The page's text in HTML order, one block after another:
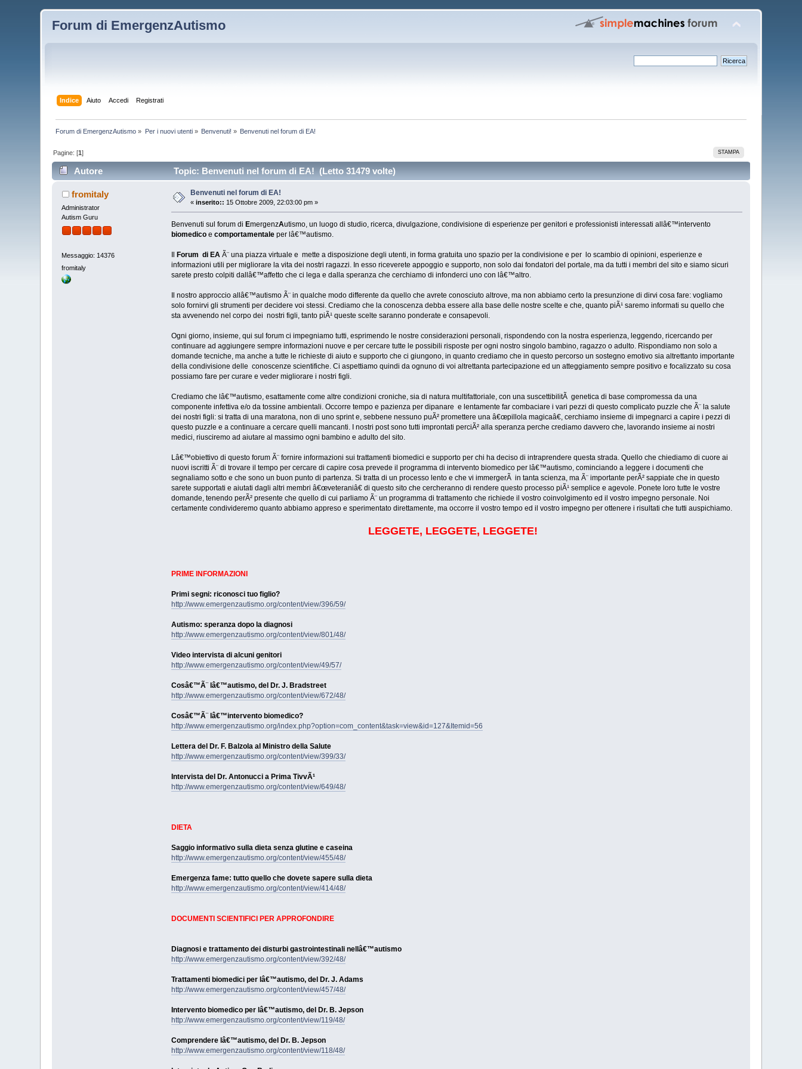
Forum di EmergenzAutismo
Indice Aiuto Accedi Registrati
Forum di EmergenzAutismo » Per i nuovi utenti» Benvenuti! » Benvenuti nel forum di EA!
STAMPA
Pagine: [1]
Autore Topic: Benvenuti nel forum di EA! (Letto 31479 volte)
fromitaly
Administrator
Autism Guru
Messaggio: 14376
fromitaly
Benvenuti nel forum di EA!
«inserito:: 15 Ottobre 2009, 22:03:00 pm »
Benvenuti sul forum di EmergenzAutismo, un luogo di studio, ricerca, divulgazione, condivisione di esperienze per genitori e professionisti interessati allâ€™intervento
biomedicoe comportamentaleper lâ€™autismo.
Forum di EAÃ¨ una piazza virtuale e mette a disposizione degli utenti, in forma gratuita uno spazio per la condivisione e per lo scambio di opinioni, esperienze e
informazioni utili per migliorare la vita dei nostri ragazzi. In esso riceverete appoggio e supporto, non solo dai fondatori del portale, ma da tutti i membri del sito e siamo sicuri
sarete presto colpiti dallâ€™affetto che ci lega e dalla speranza che cerchiamo di infonderci uno con lâ€™altro.
Il nostro approccio allâ€™autismo Ã¨ in qualche modo differente da quello che avrete conosciuto altrove, ma non abbiamo certo la presunzione di dirvi cosa fare: vogliamo
solo fornirvi gli strumenti per decidere voi stessi. Crediamo che la conoscenza debba essere alla base delle nostre scelte e che, quanto piÃ¹ saremo informati su quello che
sta avvenendo nel corpo dei nostri figli, tanto piÃ¹ queste scelte saranno ponderate e consapevoli.
Ogni giorno, insieme, qui sul forum ci impegniamo tutti, esprimendo le nostre considerazioni personali, rispondendo con la nostra esperienza, leggendo, ricercando per
continuare ad aggiungere sempre informazioni nuove e per cercare tutte le possibili risposte per ogni nostro singolo bambino, ragazzo o adulto. Rispondiamo non solo a
domande tecniche, ma anche a tutte le richieste di aiuto e supporto che ci giungono, in quanto crediamo che in questo percorso un sostegno emotivo sia altrettanto importante
della condivisione delle conoscenze scientifiche. Ci aspettiamo quindi da ognuno di voi altrettanta partecipazione ed un atteggiamento sempre positivo e focalizzato su cosa
possiamo fare per curare e veder migliorare i nostri figli.
Crediamo che lâ€™autismo, esattamente come altre condizioni croniche, sia di natura multifattoriale, con una suscettibilitÃ genetica di base compromessa da una
componente infettiva e/o da tossine ambientali. Occorre tempo e pazienza per dipanare e lentamente far combaciare i vari pezzi di questo complicato puzzle che Ã¨ la salute
dei nostri figli: si tratta di una maratona, non di uno sprint e, sebbene nessuno puÃ² promettere una â€œpillola magicaâ€, cerchiamo insieme di impegnarci a capire i pezzi di
questo puzzle e a continuare a cercare quelli mancanti. I nostri post sono tutti improntati perciÃ² alla speranza perche crediamo davvero che, lavorando insieme ai nostri
medici, riusciremo ad aiutare al massimo ogni bambino e adulto del sito.
Lâ€™obiettivo di questo forum Ã¨ fornire informazioni sui trattamenti biomedici e supporto per chi ha deciso di intraprendere questa strada. Quello che chiediamo di cuore ai
nuovi iscritti Ã¨ di trovare il tempo per cercare di capire cosa prevede il programma di intervento biomedico per lâ€™autismo, cominciando a leggere i documenti che
segnaliamo sotto e che sono un buon punto di partenza. Si tratta di un processo lento e che vi immergerÃ in tanta scienza, ma Ã¨ importante perÃ² sappiate che in questo
sarete supportati e aiutati dagli altri membri â€œveteraniâ€ di questo sito che cercheranno di rendere questo processo piÃ¹ semplice e agevole. Ponete loro tutte le vostre
domande, tenendo perÃ² presente che quello di cui parliamo Ã¨ un programma di trattamento che richiede il vostro coinvolgimento ed il vostro impegno personale. Noi
certamente condivideremo quanto abbiamo appreso e sperimentato direttamente, ma occorre il vostro tempo ed il vostro impegno per ottenere i risultati che tutti auspichiamo.
LEGGETE, LEGGETE, LEGGETE!
PRIME INFORMAZIONI
Primi segni: riconosci tuo figlio?
http://www.emergenzautismo.org/content/view/396/59/
Autismo: speranza dopo la diagnosi
http://www.emergenzautismo.org/content/view/801/48/
Video intervista di alcuni genitori
http://www.emergenzautismo.org/content/view/49/57/
Cosâ€™Ã¨ lâ€™autismo, del Dr. J. Bradstreet
http://www.emergenzautismo.org/content/view/672/48/
Cosâ€™Ã¨ lâ€™intervento biomedico?
http://www.emergenzautismo.org/index.php?option=com_content&task=view&id=127&Itemid=56
Lettera del Dr. F. Balzola al Ministro della Salute
http://www.emergenzautismo.org/content/view/399/33/
Intervista del Dr. Antonucci a Prima TivvÃ¹
http://www.emergenzautismo.org/content/view/649/48/
DIETA
Saggio informativo sulla dieta senza glutine e caseina
http://www.emergenzautismo.org/content/view/455/48/
Emergenza fame: tutto quello che dovete sapere sulla dieta
http://www.emergenzautismo.org/content/view/414/48/
DOCUMENTI SCIENTIFICI PER APPROFONDIRE
Diagnosi e trattamento dei disturbi gastrointestinali nellâ€™autismo
http://www.emergenzautismo.org/content/view/392/48/
Trattamenti biomedici per lâ€™autismo, del Dr. J. Adams
http://www.emergenzautismo.org/content/view/457/48/
Intervento biomedico per lâ€™autismo, del Dr. B. Jepson
http://www.emergenzautismo.org/content/view/119/48/
Comprendere lâ€™autismo, del Dr. B. Jepson
http://www.emergenzautismo.org/content/view/118/48/